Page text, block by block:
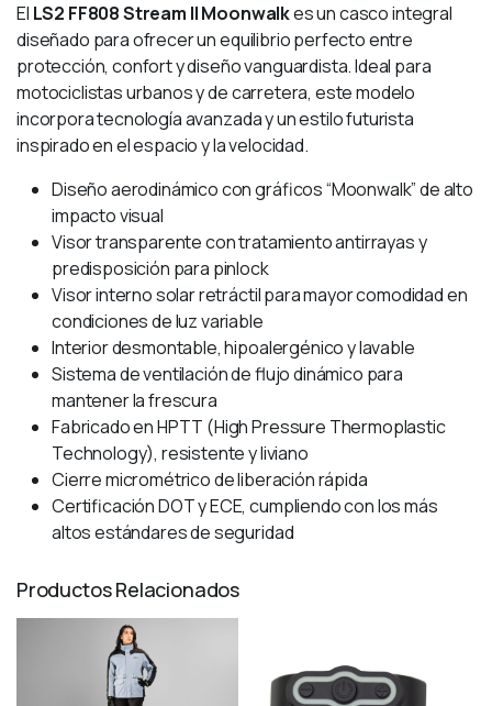
El LS2 FF808 Stream II Moonwalkes un casco integral
diseñado para ofrecer un equilibrio perfecto entre
protección, confort y diseño vanguardista. Ideal para
motociclistas urbanos y de carretera, este modelo
incorpora tecnología avanzada y un estilo futurista
inspirado en el espacio y la velocidad.
Diseño aerodinámico con gráficos “Moonwalk” de alto
impacto visual
Visor transparente con tratamiento antirrayas y
predisposición para pinlock
Visor interno solar retráctil para mayor comodidad en
condiciones de luz variable
Interior desmontable, hipoalergénico y lavable
Sistema de ventilación de flujo dinámico para
mantener la frescura
Fabricado en HPTT (High Pressure Thermoplastic
Technology), resistente y liviano
Cierre micrométrico de liberación rápida
Certificación DOT y ECE, cumpliendo con los más
altos estándares de seguridad
Productos Relacionados